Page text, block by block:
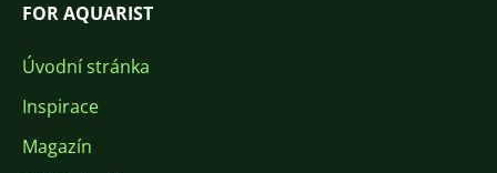
FOR AQUARIST
Úvodní stránka
Inspirace
Magazín